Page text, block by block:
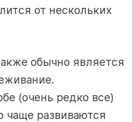
от нескольких
обычно является
(очень редко все)
чаще развиваются